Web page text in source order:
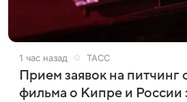
1 час назад ТАСС
Прием заявок на питчинг
фильма о Кипре и России